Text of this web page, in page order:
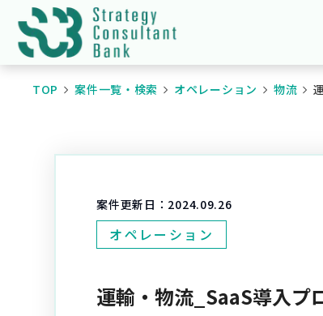
TOP 案件一覧・検索 オペレーション 物流
案件更新日： 2024.09.26
オペレーション
運輸・物流_SaaS導入プ